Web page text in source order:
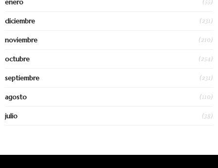
enero
diciembre (231)
noviembre (210)
octubre (254)
septiembre (231)
agosto (110)
julio (38)